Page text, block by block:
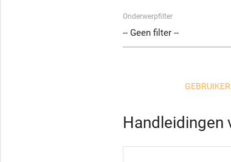
Onderwerpfilter
Handleidingen